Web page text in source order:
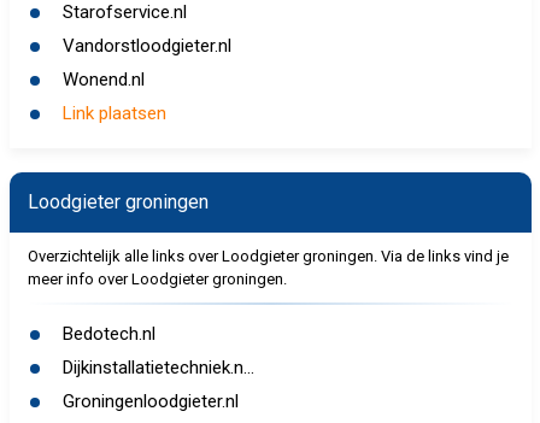
Starofservice.nl
Vandorstloodgieter.nl
Wonend.nl
Link plaatsen
Loodgieter groningen
Overzichtelijk alle links over Loodgieter groningen. Via de links vind je
meer info over Loodgieter groningen.
Bedotech.nl
Dijkinstallatietechniek.n...
Groningenloodgieter.nl